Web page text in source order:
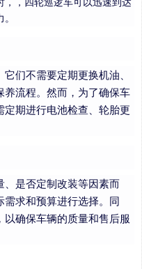
们不需要定期更换机油、
养流程。然而，为了确保车
期进行电池检查、轮胎更
、是否定制改装等因素而
求和预算进行选择。同
确保车辆的质量和售后服